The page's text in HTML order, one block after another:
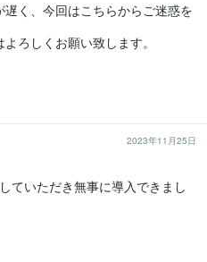
く、今回はこちらからご迷惑を
ろしくお願い致します。
2023年11月25日
ていただき無事に導入できまし